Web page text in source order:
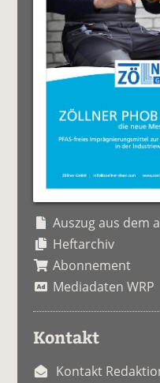
Auszug aus dem
Heftarchiv
Abonnement
Mediadaten WRP
Kontakt
Kontakt